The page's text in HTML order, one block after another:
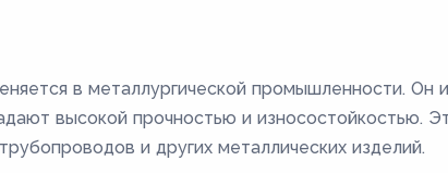
в металлургической промышленности. Он
высокой прочностью и износостойкостью.
и других металлических изделий.